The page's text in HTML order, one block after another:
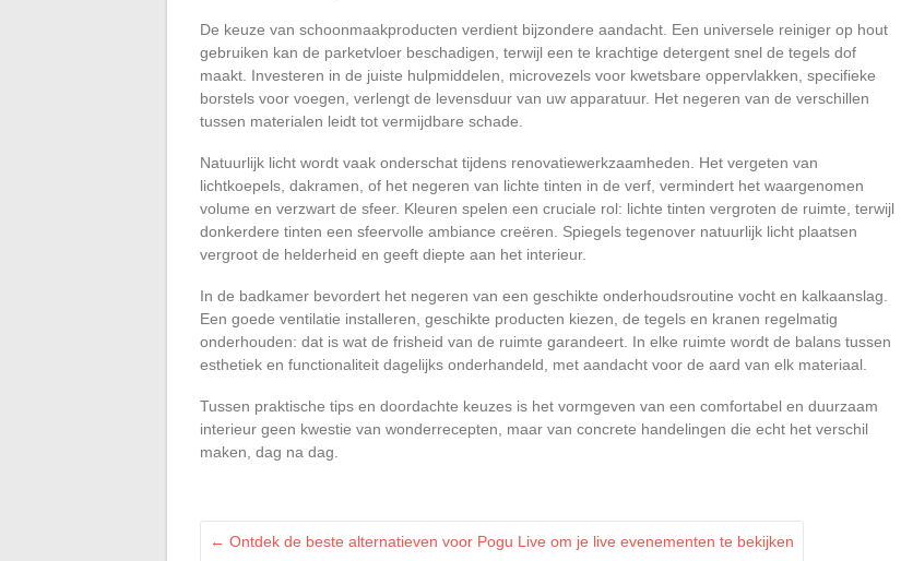
De keuze van schoonmaakproducten verdient bijzondere aandacht. Een universele reiniger op hout
gebruiken kan de parketvloer beschadigen, terwijl een te krachtige detergent snel de tegels dof
maakt. Investeren in de juiste hulpmiddelen, microvezels voor kwetsbare oppervlakken, specifieke
borstels voor voegen, verlengt de levensduur van uw apparatuur. Het negeren van de verschillen
tussen materialen leidt tot vermijdbare schade.
Natuurlijk licht wordt vaak onderschat tijdens renovatiewerkzaamheden. Het vergeten van
lichtkoepels, dakramen, of het negeren van lichte tinten in de verf, vermindert het waargenomen
volume en verzwart de sfeer. Kleuren spelen een cruciale rol: lichte tinten vergroten de ruimte, terwijl
donkerdere tinten een sfeervolle ambiance creëren. Spiegels tegenover natuurlijk licht plaatsen
vergroot de helderheid en geeft diepte aan het interieur.
In de badkamer bevordert het negeren van een geschikte onderhoudsroutine vocht en kalkaanslag.
Een goede ventilatie installeren, geschikte producten kiezen, de tegels en kranen regelmatig
onderhouden: dat is wat de frisheid van de ruimte garandeert. In elke ruimte wordt de balans tussen
esthetiek en functionaliteit dagelijks onderhandeld, met aandacht voor de aard van elk materiaal.
Tussen praktische tips en doordachte keuzes is het vormgeven van een comfortabel en duurzaam
interieur geen kwestie van wonderrecepten, maar van concrete handelingen die echt het verschil
maken, dag na dag.
← Ontdek de beste alternatieven voor Pogu Live om je live evenementen te bekijken